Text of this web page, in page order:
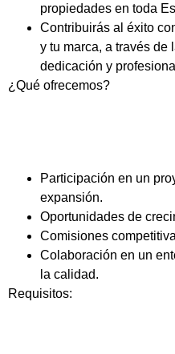
propiedades en toda
Contribuirás al éxito
y tu marca, a través de
dedicación y
¿Qué ofrecemos?
Participación en un
expansión.
Oportunidades de
Comisiones
Colaboración en un
la calidad.
Requisitos: